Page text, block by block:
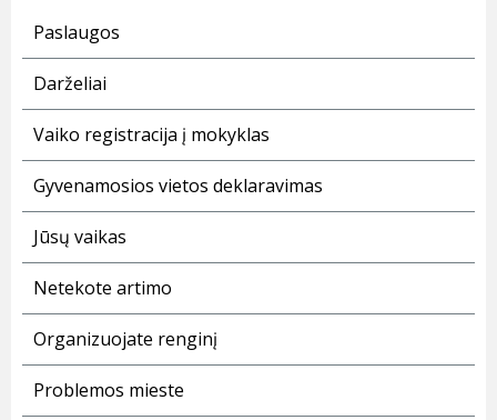
Paslaugos
Darželiai
Vaiko registracija į mokyklas
Gyvenamosios vietos deklaravimas
Jūsų vaikas
Netekote artimo
Organizuojate renginį
Problemos mieste